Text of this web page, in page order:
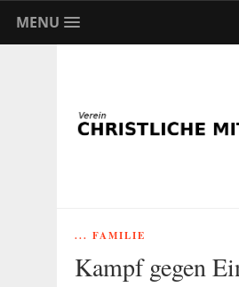
MENU
... FAMILIE
Kampf gegen